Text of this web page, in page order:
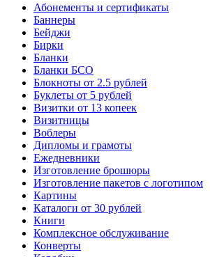
Абонементы и сертификаты
Баннеры
Бейджи
Бирки
Бланки
Бланки БСО
Блокноты от 2.5 рублей
Буклеты от 5 рублей
Визитки от 13 копеек
Визитницы
Воблеры
Дипломы и грамоты
Ежедневники
Изготовление брошюры
Изготовление пакетов с логотипом
Картины
Каталоги от 30 рублей
Книги
Комплексное обслуживание
Конверты